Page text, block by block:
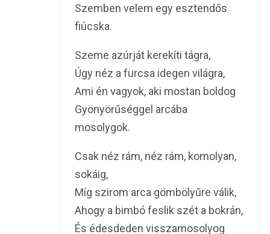
Szemben velem egy esztendős
fiúcska.
Szeme azúrját kerekíti tágra,
Úgy néz a furcsa idegen világra,
Ami én vagyok, aki mostan boldog
Gyönyörűséggel arcába
mosolygok.
Csak néz rám, néz rám, komolyan,
sokáig,
Míg szirom arca gömbölyűre válik,
Ahogy a bimbó feslik szét a bokrán,
És édesdeden visszamosolyog